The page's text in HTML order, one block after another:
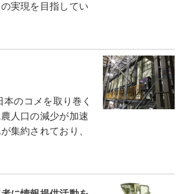
実現を目指してい
のコメを取り巻く
人口の減少が加速
集約されており、